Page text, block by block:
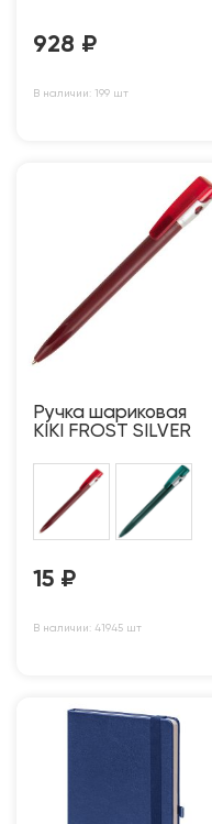
928 ₽
В наличии: 199 шт
Ручка шариковая
KIKI FROST SILVER
15 ₽
В наличии: 41945 шт